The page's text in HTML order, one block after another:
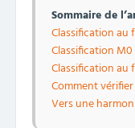
Sommaire de
Classification au
Classification
Classification au
Comment
Vers une